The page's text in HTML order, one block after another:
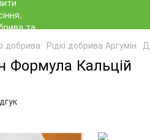
добрива Рідкі добрива Аргумін
Формула Кальцій